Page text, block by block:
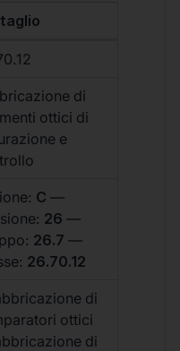
di
ottici di
e
C —
26 —
26.7 —
26.70.12
di
ottici
di